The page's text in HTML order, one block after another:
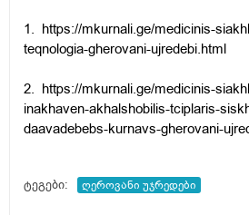
1. https://mkurnali.ge/medicinis-
teqnologia-gherovani-ujredebi.html
2. https://mkurnali.ge/medicinis-
inakhaven-akhalshobilis-tciplaris-
daavadebebs-kurnavs-gherovani-
ტეგები: ღეროვანი უჯრედები